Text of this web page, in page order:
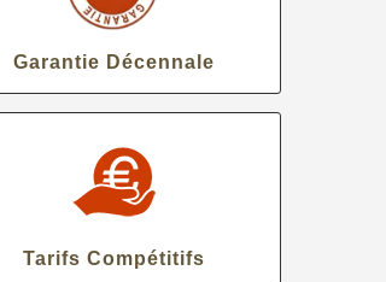
Garantie Décennale
Tarifs Compétitifs